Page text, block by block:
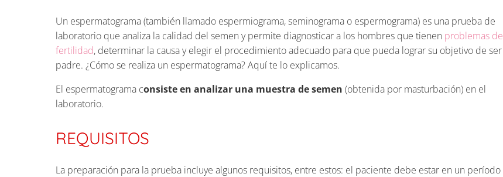
Un espermatograma (también llamado espermiograma, seminograma o espermograma) es una prueba de
laboratorio que analiza la calidad del semen y permite diagnosticar a los hombres que tienen problemas de
fertilidad, determinar la causa y elegir el procedimiento adecuado para que pueda lograr su objetivo de ser
padre. ¿Cómo se realiza un espermatograma? Aquí te lo explicamos.
El espermatograma consiste en analizar una muestra de semen (obtenida por masturbación) en el
laboratorio.
REQUISITOS
La preparación para la prueba incluye algunos requisitos, entre estos: el paciente debe estar en un período